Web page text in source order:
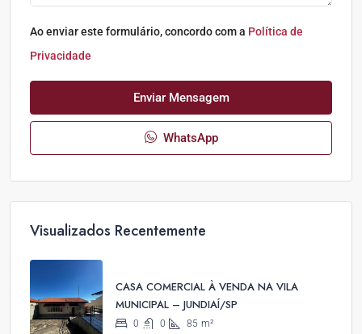
Ao enviar este formulário, concordo com a Política de
Privacidade
Enviar Mensagem
WhatsApp
Visualizados Recentemente
CASA COMERCIAL À VENDA NA VILA
MUNICIPAL – JUNDIAÍ/SP
0 0 85 m²